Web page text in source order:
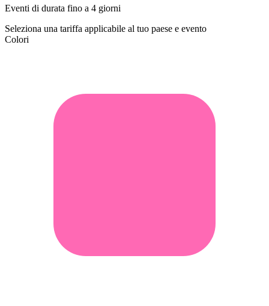
Eventi di durata fino a 4 giorni
Seleziona una tariffa applicabile al tuo paese e evento
Colori